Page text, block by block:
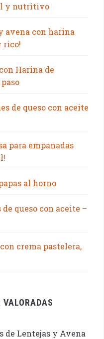
y nutritivo
avena con harina
rico!
Harina de
de queso con aceite
para empanadas
al horno
de queso con aceite –
crema pastelera,
VALORADAS
de Lentejas y Avena